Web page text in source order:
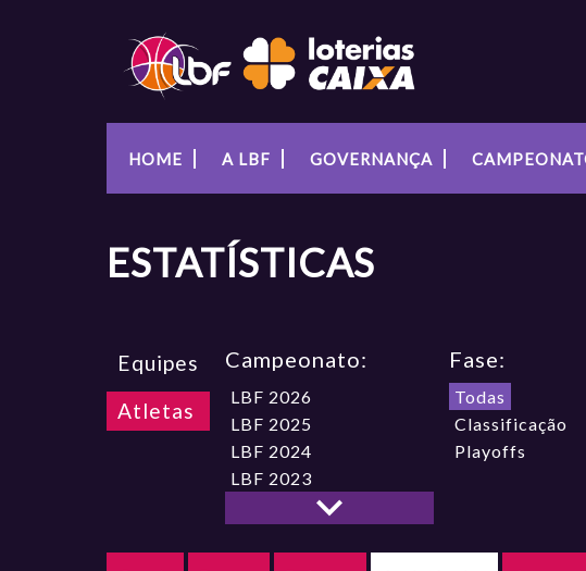
HOME A LBF GOVERNANÇA
ESTATÍSTICAS
Equipes
Atletas
Campeonato:
LBF 2026
LBF 2025
LBF 2024
LBF 2023
LBF 2020
Fase:
Todas
Classificação
Playoffs